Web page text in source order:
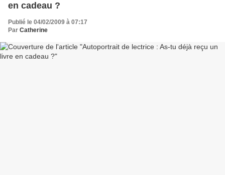
en cadeau ?
Publié le 04/02/2009 à 07:17
Par Catherine